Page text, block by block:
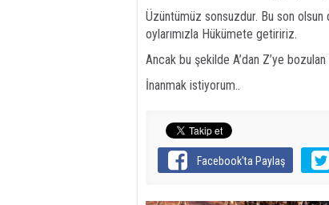
Üzüntümüz sonsuzdur. Bu son
oylarımızla Hükümete getiririz.
Ancak bu şekilde A’dan Z’ye
İnanmak istiyorum..
Facebook'ta Paylaş